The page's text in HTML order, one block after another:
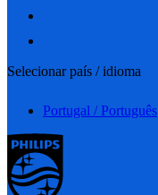
Selecionar país / idioma
Portugal / Português